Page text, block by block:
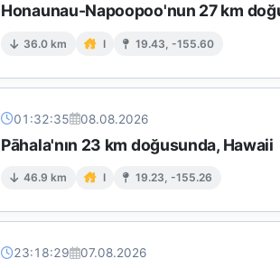
Honaunau-Napoopoo'nun 27 km
36.0 km I 19.43, -155.60
01:32:35 08.08.2026
Pāhala'nın 23 km doğusunda, Hawaii
46.9 km I 19.23, -155.26
23:18:29 07.08.2026